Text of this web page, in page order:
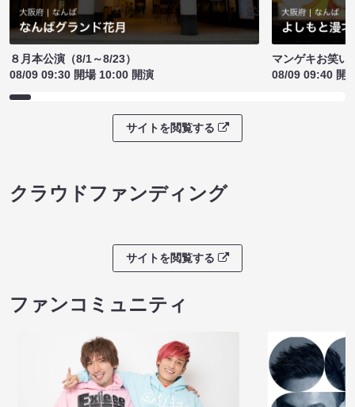
８月本公演（8/1～8/23）
08/09 09:30 開場 10:00 開演
マンゲキお笑い
08/09 09:40 開
サイトを閲覧する
クラウドファンディング
サイトを閲覧する
ファンコミュニティ